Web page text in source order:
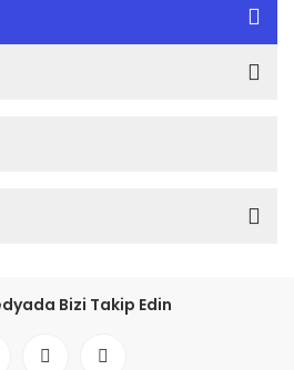
Bizi Takip Edin